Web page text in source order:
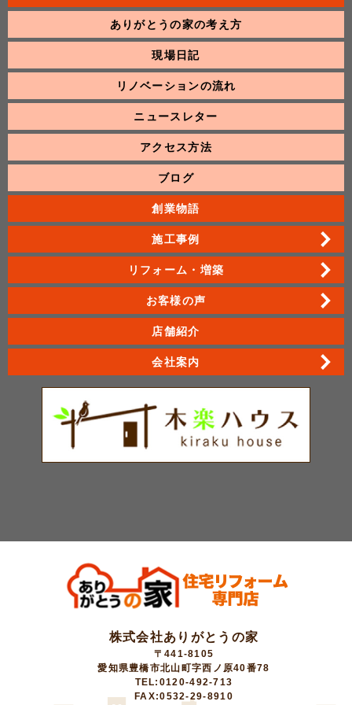
ありがとうの家の考え方
現場日記
リノベーションの流れ
ニュースレター
アクセス方法
ブログ
創業物語
施工事例
リフォーム・増築
お客様の声
店舗紹介
会社案内
株式会社ありがとうの家
〒441-8105
愛知県豊橋市北山町字西ノ原40番78
TEL:0120-492-713
FAX:0532-29-8910